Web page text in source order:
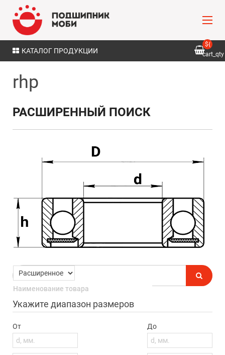
КАТАЛОГ ПРОДУКЦИИ
${
cart_qty
rhp
РАСШИРЕННЫЙ ПОИСК
Укажите диапазон размеров
От До